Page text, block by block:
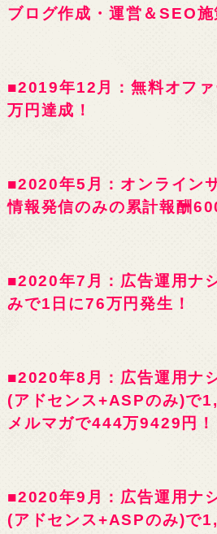
ブログ作成・運営＆SEO施
■2019年12月：無料オフ
万円達成！
■2020年5月：オンライン
情報発信のみの累計報酬
■2020年7月：広告運用ナ
みで1日に76万円発生！
■2020年8月：広告運用ナ
(アドセンス+ASPのみ)で
メルマガで444万9429円！
■2020年9月：広告運用ナ
(アドセンス+ASPのみ)で